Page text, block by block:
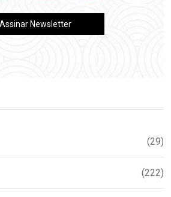
(29)
(222)